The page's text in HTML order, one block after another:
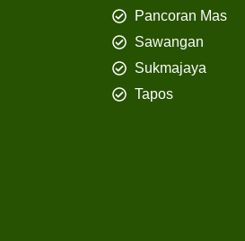
Pancoran Mas
Sawangan
Sukmajaya
Tapos